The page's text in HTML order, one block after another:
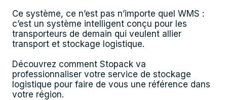
Ce système, ce n’est pas n’importe quel WMS :
c’est un système intelligent conçu pour les
transporteurs de demain qui veulent allier
transport et stockage logistique.
Découvrez comment Stopack va
professionnaliser votre service de stockage
logistique pour faire de vous une référence dans
votre région.